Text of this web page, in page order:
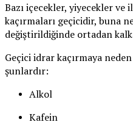
Bazı içecekler, yiyecekler
kaçırmaları geçicidir, buna
değiştirildiğinde ortadan
Geçici idrar kaçırmaya
şunlardır:
Alkol
Kafein